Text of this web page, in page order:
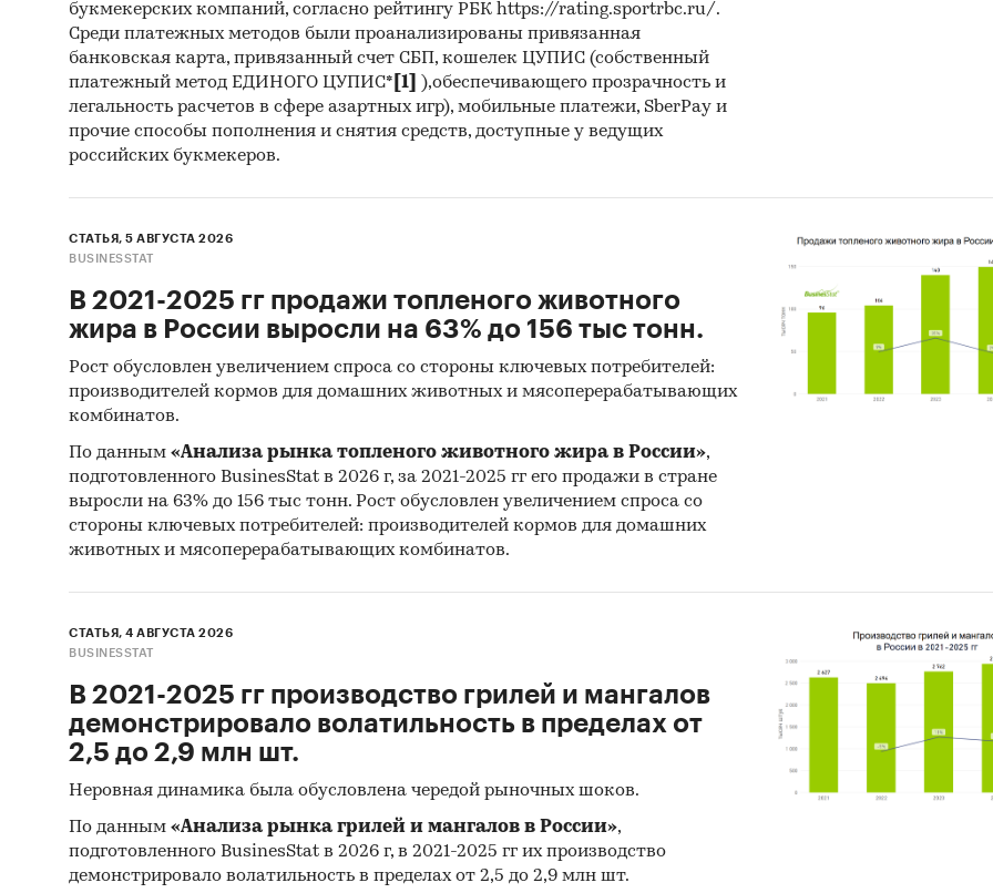
Категории: Строительство и недвижимость
недвижимость
Россия
букмекерских компаний, согласно рейтингу РБК https://rating.sportrbc.ru/.
Среди платежных методов были проанализированы привязанная
банковская карта, привязанный счет СБП, кошелек ЦУПИС (собственный
платежный метод ЕДИНОГО ЦУПИС* [1]
),обеспечивающего прозрачность и
легальность расчетов в сфере азартных игр), мобильные платежи, SberPay и
прочие способы пополнения и снятия средств, доступные у ведущих
российских букмекеров.
СТАТЬЯ, 5 АВГУСТА 2026
BUSINESSTAT
В 2021-2025 гг продажи топленого животного
жира в России выросли на 63% до 156 тыс тонн.
Рост обусловлен увеличением спроса со стороны ключевых потребителей:
производителей кормов для домашних животных и мясоперерабатывающих
комбинатов.
По данным «Анализа рынка топленого животного жира в России»,
подготовленного BusinesStat в 2026 г, за 2021-2025 гг его продажи в стране
выросли на 63% до 156 тыс тонн. Рост обусловлен увеличением спроса со
стороны ключевых потребителей: производителей кормов для домашних
животных и мясоперерабатывающих комбинатов.
СТАТЬЯ, 4 АВГУСТА 2026
BUSINESSTAT
В 2021-2025 гг производство грилей и мангалов
демонстрировало волатильность в пределах от
2,5 до 2,9 млн шт.
Неровная динамика была обусловлена чередой рыночных шоков.
По данным «Анализа рынка грилей и мангалов в России»,
подготовленного BusinesStat в 2026 г, в 2021-2025 гг их производство
демонстрировало волатильность в пределах от 2,5 до 2,9 млн шт.